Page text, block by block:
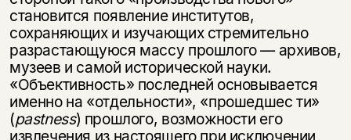
становится появление институтов,
сохраняющих и изучающих стремительно
разрастающуюся массу прошлого — архивов,
музеев и самой исторической науки.
«Объективность» последней основывается
именно на «отдельности», «прошедшес ти»
(pastness) прошлого, возможности его
извлечения из настоящего при исключении